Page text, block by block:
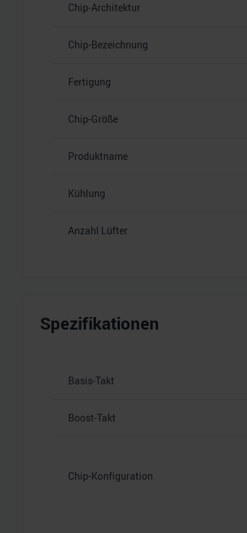
Chip-Architektur
Chip-Bezeichnung
Fertigung
Chip-Größe
Produktname
Kühlung
Anzahl Lüfter
Spezifikationen
Basis-Takt
Boost-Takt
Chip-Konfiguration